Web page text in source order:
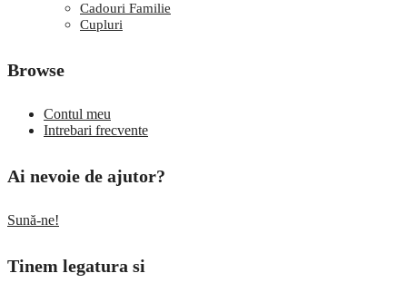
Cadouri Familie
Cupluri
Browse
Contul meu
Intrebari frecvente
Ai nevoie de ajutor?
Sună-ne!
Tinem legatura si